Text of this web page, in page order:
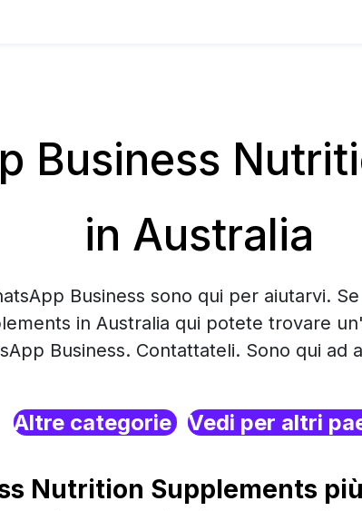
Business
in Australia
Business sono qui per aiutarvi.
in Australia qui potete trovare
Business. Contattateli. Sono qui ad
Altre categorie Vedi per altri
Nutrition Supplements